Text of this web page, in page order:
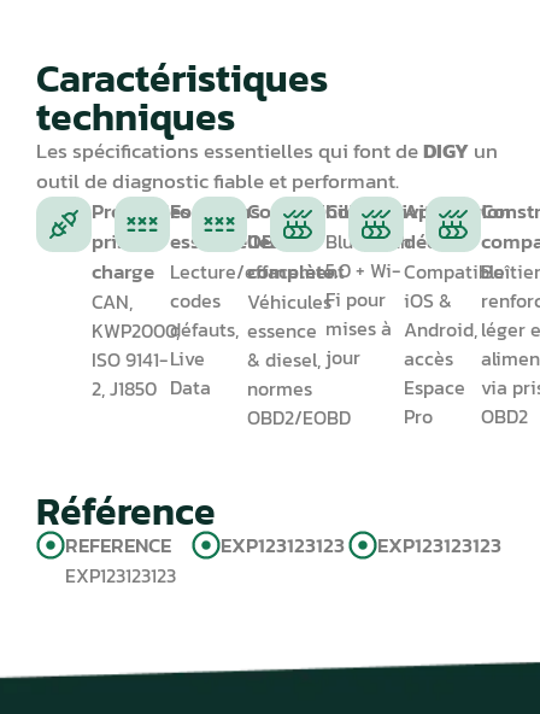
Caractéristiques
techniques
Les spécifications essentielles qui font deDIGYun
outil de diagnostic fiable et performant.
Protocoles
pris en
charge
CAN,
KWP2000,
ISO 9141-
2, J1850
Fonctions
essentielles
Lecture/effacement
codes
défauts,
Live
Data
Compatibilité
OBD2
complète
Véhicules
essence
& diesel,
normes
OBD2/EOBD
Connectivité
Bluetooth
5.0 + Wi-
Fi pour
mises à
jour
Application
dédiée
Compatible
iOS &
Android,
accès
Espace
Pro
léger
via
OBD2
Référence
REFERENCE
EXP123123123
EXP123123123 EXP123123123